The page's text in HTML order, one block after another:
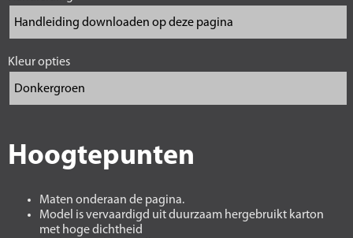
Kleur opties
Hoogtepunten
Maten onderaan de pagina.
Model is vervaardigd uit duurzaam hergebruikt karton
met hoge dichtheid